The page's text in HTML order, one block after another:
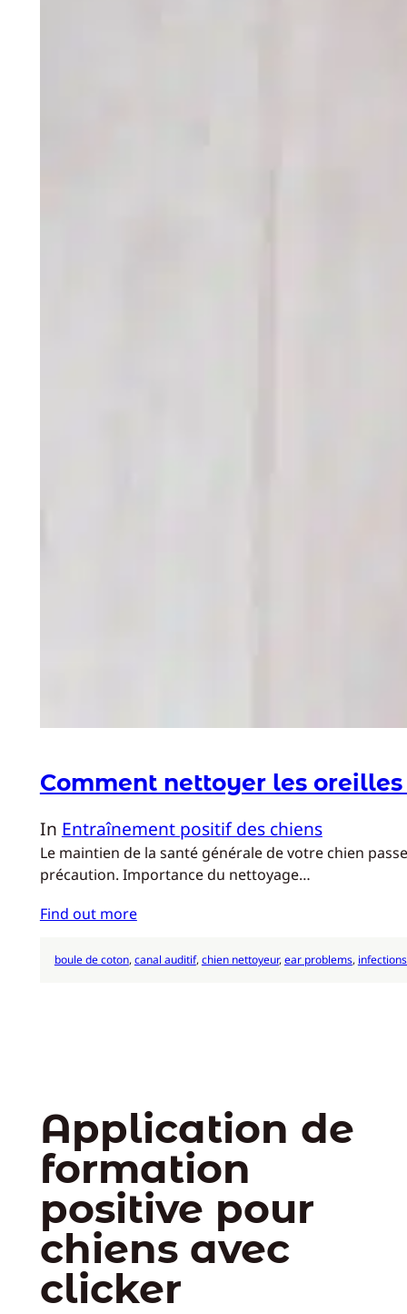
Comment nettoyer les oreilles
In Entraînement positif des chiens
Le maintien de la santé générale de votre chien
précaution. Importance du nettoyage…
Find out more
boule de coton, canal auditif, chien nettoyeur, ear problems,
Application de
formation
positive pour
chiens avec
clicker